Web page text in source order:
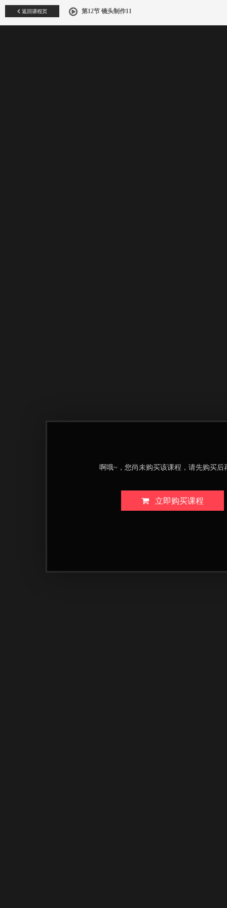
返回课程页 第12节 镜头制作11
啊哦~，您尚未购买该课程，请先购买后
立即购买课程